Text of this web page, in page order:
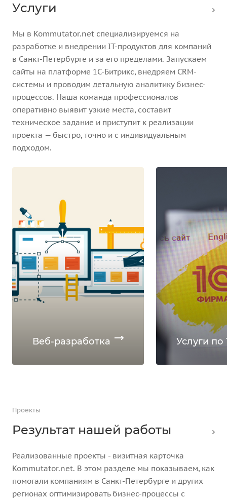
Услуги
Мы в Kommutator.net специализируемся на
разработке и внедрении IT-продуктов для компаний
в Санкт-Петербурге и за его пределами. Запускаем
сайты на платформе 1С-Битрикс, внедряем CRM-
системы и проводим детальную аналитику бизнес-
процессов. Наша команда профессионалов
оперативно выявит узкие места, составит
техническое задание и приступит к реализации
проекта — быстро, точно и с индивидуальным
подходом.
Веб-разработка Услуги по
Проекты
Результат нашей работы
Реализованные проекты - визитная карточка
Kommutator.net. В этом разделе мы показываем, как
помогали компаниям в Санкт-Петербурге и других
регионах оптимизировать бизнес-процессы с